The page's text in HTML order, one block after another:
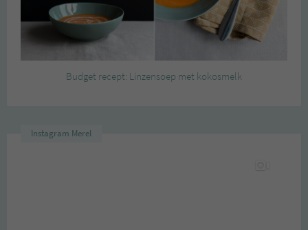
Budget recept: Linzensoep met kokosmelk
Instagram Merel